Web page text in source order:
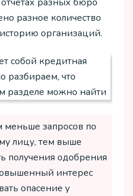
разное количество
организаций.
запросов по
лицу, тем выше
получения одобрения
интерес
опасение у